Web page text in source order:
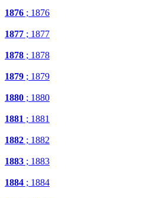
1876 ; 1876
1877 ; 1877
1878 ; 1878
1879 ; 1879
1880 ; 1880
1881 ; 1881
1882 ; 1882
1883 ; 1883
1884 ; 1884